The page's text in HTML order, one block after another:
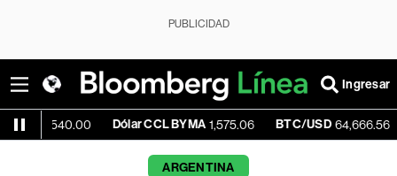
PUBLICIDAD
Ingresar
Dólar CCL BYMA 1,575.06 BTC/USD 64,666.56 -0.18%
ARGENTINA